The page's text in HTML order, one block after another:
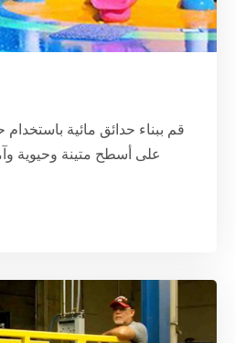
على أسطح متينة وحيوية